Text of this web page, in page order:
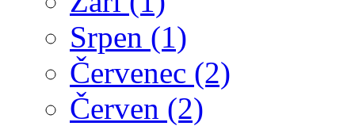
Srpen (1)
Červenec (2)
Červen (2)